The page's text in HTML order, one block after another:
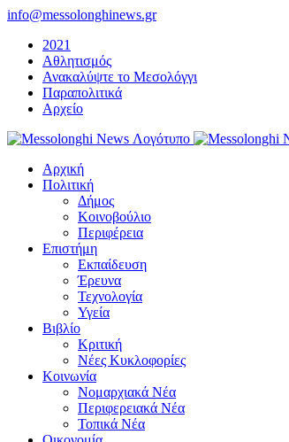
Μετάβαση
περιεχόμενο
info@messolonghinews.gr
2021
Αθλητισμός
Ανακαλύψτε το Μεσολόγγι
Παραπολιτικά
Αρχείο
Αρχική
Πολιτική
Δήμος
Κοινοβούλιο
Περιφέρεια
Επιστήμη
Εκπαίδευση
Έρευνα
Τεχνολογία
Υγεία
Βιβλίο
Κριτική
Νέες Κυκλοφορίες
Κοινωνία
Νομαρχιακά Νέα
Περιφερειακά Νέα
Τοπικά Νέα